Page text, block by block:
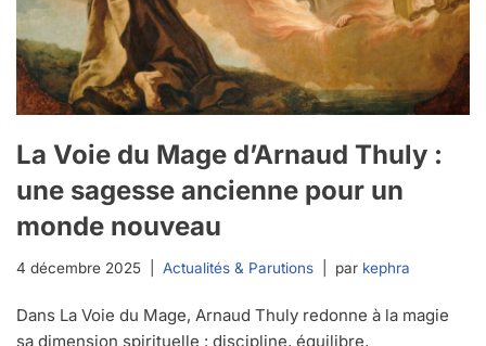
La Voie du Mage d’Arnaud Thuly :
une sagesse ancienne pour un
monde nouveau
4 décembre 2025 Actualités & Parutions par kephra
Dans La Voie du Mage, Arnaud Thuly redonne à la magie
sa dimension spirituelle : discipline, équilibre,